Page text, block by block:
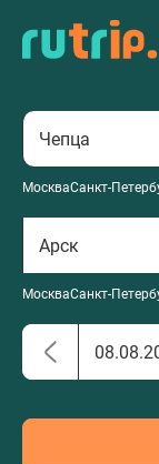
МоскваСанкт-
МоскваСанкт-